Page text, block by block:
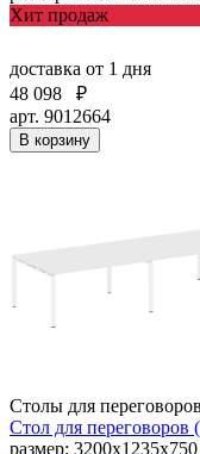
Хит продаж
доставка от 1 дня
48 098
₽
арт. 9012664
В корзину
Столы для переговоров
Стол для
размер: